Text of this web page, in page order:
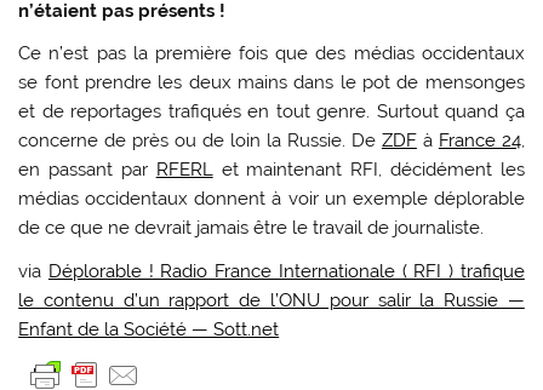
n’étaient pas présents !
Ce n’est pas la première fois que des médias occidentaux
se font prendre les deux mains dans le pot de mensonges
et de reportages trafiqués en tout genre. Surtout quand ça
concerne de près ou de loin la Russie. De ZDFà France 24,
en passant par RFERLet maintenant RFI, décidément les
médias occidentaux donnent à voir un exemple déplorable
de ce que ne devrait jamais être le travail de journaliste.
via Déplorable ! Radio France Internationale ( RFI ) trafique
le contenu d’un rapport de l’ONU pour salir la Russie —
Enfant de la Société — Sott.net